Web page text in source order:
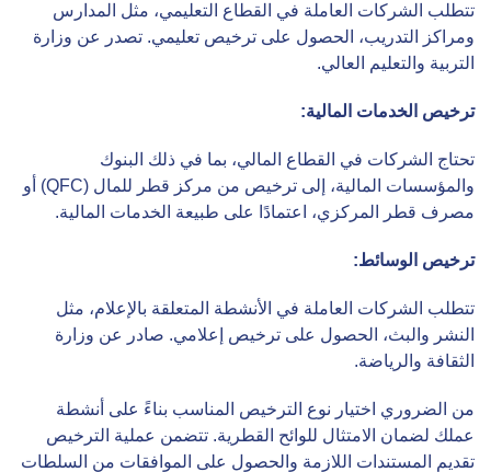
تتطلب الشركات العاملة في القطاع التعليمي، مثل المدارس
ومراكز التدريب، الحصول على ترخيص تعليمي. تصدر عن وزارة
التربية والتعليم العالي.
ترخيص الخدمات المالية:
تحتاج الشركات في القطاع المالي، بما في ذلك البنوك
والمؤسسات المالية، إلى ترخيص من مركز قطر للمال (QFC) أو
مصرف قطر المركزي، اعتمادًا على طبيعة الخدمات المالية.
ترخيص الوسائط:
تتطلب الشركات العاملة في الأنشطة المتعلقة بالإعلام، مثل
النشر والبث، الحصول على ترخيص إعلامي. صادر عن وزارة
الثقافة والرياضة.
من الضروري اختيار نوع الترخيص المناسب بناءً على أنشطة
عملك لضمان الامتثال للوائح القطرية. تتضمن عملية الترخيص
تقديم المستندات اللازمة والحصول على الموافقات من السلطات